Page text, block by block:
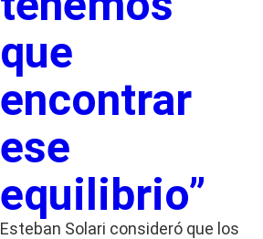
que
encontrar
ese
equilibrio”
Esteban Solari consideró que los